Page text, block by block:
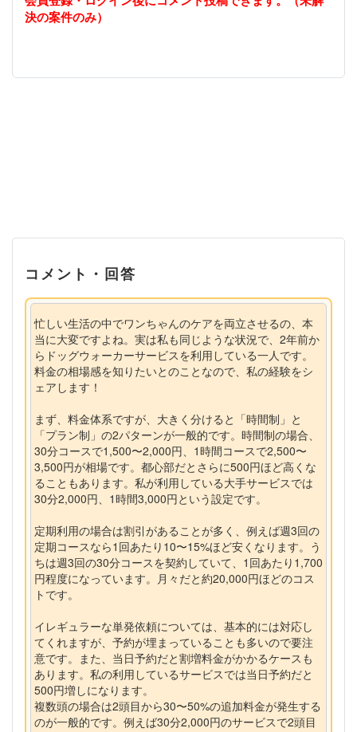
決の案件のみ）
コメント・回答
忙しい生活の中でワンちゃんのケアを両立させるの、本
当に大変ですよね。実は私も同じような状況で、2年前か
らドッグウォーカーサービスを利用している一人です。
料金の相場感を知りたいとのことなので、私の経験をシ
ェアします！
まず、料金体系ですが、大きく分けると「時間制」と
「プラン制」の2パターンが一般的です。時間制の場合、
30分コースで1,500〜2,000円、1時間コースで2,500〜
3,500円が相場です。都心部だとさらに500円ほど高くな
ることもあります。私が利用している大手サービスでは
30分2,000円、1時間3,000円という設定です。
定期利用の場合は割引があることが多く、例えば週3回の
定期コースなら1回あたり10〜15%ほど安くなります。う
ちは週3回の30分コースを契約していて、1回あたり1,700
円程度になっています。月々だと約20,000円ほどのコス
トです。
イレギュラーな単発依頼については、基本的には対応し
てくれますが、予約が埋まっていることも多いので要注
意です。また、当日予約だと割増料金がかかるケースも
あります。私の利用しているサービスでは当日予約だと
500円増しになります。
複数頭の場合は2頭目から30〜50%の追加料金が発生する
のが一般的です。例えば30分2,000円のサービスで2頭目